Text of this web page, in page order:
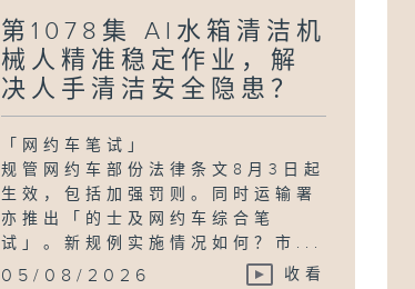
第1078集 AI水箱清洁机
械人精准稳定作业，解
决人手清洁安全隐患？
「网约车笔试」
规管网约车部份法律条文8月3日起
生效，包括加强罚则。同时运输署
亦推出「的士及网约车综合笔
试」。新规例实施情况如何？市...
05/08/2026 收看